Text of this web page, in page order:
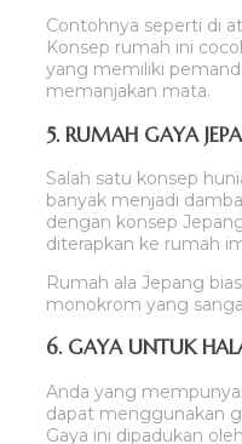
Contohnya seperti di
Konsep rumah ini
yang memiliki
memanjakan mata.
5. RUMAH GAYA
Salah satu konsep
banyak menjadi
dengan konsep
diterapkan ke rumah
Rumah ala Jepang
monokrom yang
6. GAYA UNTUK
Anda yang
dapat menggunakan
Gaya ini dipadukan